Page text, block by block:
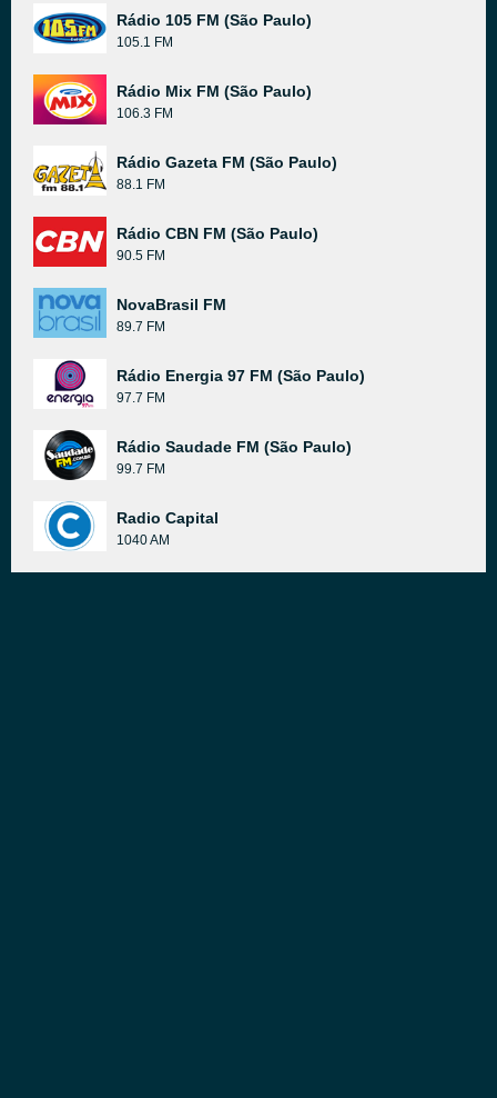
Rádio 105 FM (São Paulo)
105.1 FM
Rádio Mix FM (São Paulo)
106.3 FM
Rádio Gazeta FM (São Paulo)
88.1 FM
Rádio CBN FM (São Paulo)
90.5 FM
NovaBrasil FM
89.7 FM
Rádio Energia 97 FM (São Paulo)
97.7 FM
Rádio Saudade FM (São Paulo)
99.7 FM
Radio Capital
1040 AM